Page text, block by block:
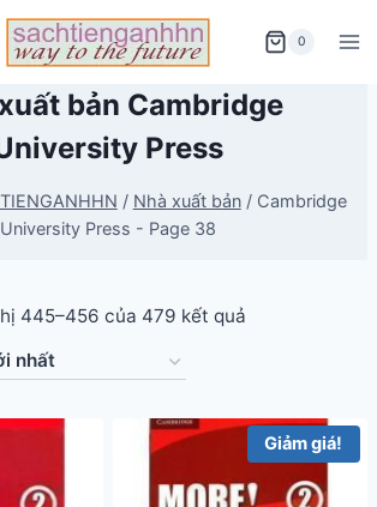
0
bản Cambridge
Press
/ Nhà xuất bản / Cambridge
University Press - Page 38
445–456 của 479 kết quảĐã
theo
mới
nhất
Giảm giá!